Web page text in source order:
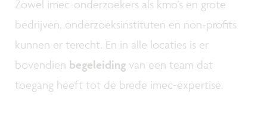
Zowel imec-onderzoekers als kmo’s en grote
bedrijven, onderzoeksinstituten en non-profits
kunnen er terecht. En in alle locaties is er
bovendien begeleiding van een team dat
toegang heeft tot de brede imec-expertise.